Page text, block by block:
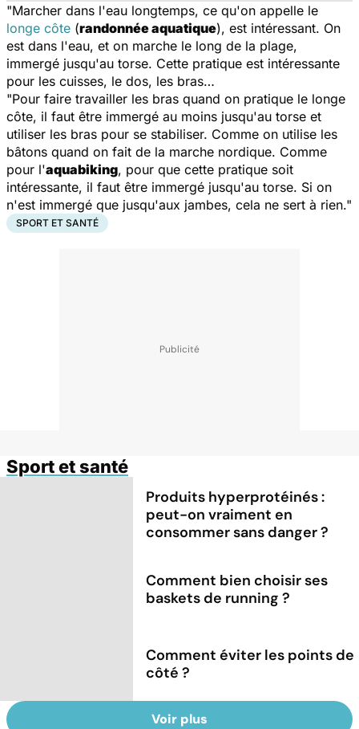
"Marcher dans l'eau longtemps, ce qu'on appelle le
longe côte (randonnée aquatique), est intéressant. On
est dans l'eau, et on marche le long de la plage,
immergé jusqu'au torse. Cette pratique est intéressante
pour les cuisses, le dos, les bras…
"Pour faire travailler les bras quand on pratique le longe
côte, il faut être immergé au moins jusqu'au torse et
utiliser les bras pour se stabiliser. Comme on utilise les
bâtons quand on fait de la marche nordique. Comme
pour l'aquabiking, pour que cette pratique soit
intéressante, il faut être immergé jusqu'au torse. Si on
n'est immergé que jusqu'aux jambes, cela ne sert à rien."
SPORT ET SANTÉ
Sport et santé
Produits hyperprotéinés :
peut-on vraiment en
consommer sans danger ?
Comment bien choisir ses
baskets de running ?
Comment éviter les points de
côté ?
Voir plus